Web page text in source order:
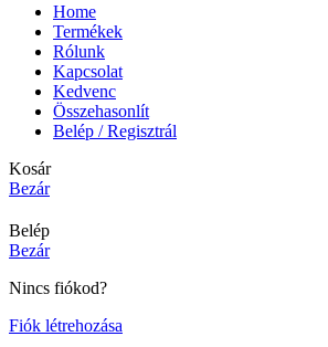
Home
Termékek
Rólunk
Kapcsolat
Kedvenc
Összehasonlít
Belép / Regisztrál
Kosár
Bezár
Belép
Bezár
Nincs fiókod?
Fiók létrehozása